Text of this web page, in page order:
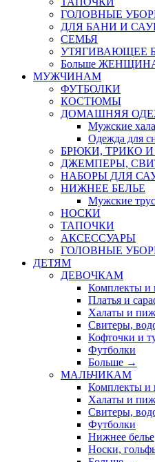
ГОЛОВНЫЕ
ДЛЯ БАНИ И
СЕМЬЯ
УТЯГИВАЮЩЕЕ
Больше
МУЖЧИНАМ
ФУТБОЛКИ
КОСТЮМЫ
ДОМАШНЯЯ
Мужские
Одежда для
БРЮКИ, ТРИКО
ДЖЕМПЕРЫ,
НАБОРЫ ДЛЯ
НИЖНЕЕ БЕЛЬЕ
Мужские
НОСКИ
ТАПОЧКИ
АКСЕССУАРЫ
ГОЛОВНЫЕ
ДЕТЯМ
ДЕВОЧКАМ
Комплекты и
Платья и
Халаты и
Свитеры,
Кофточки и
Футболки
Больше →
МАЛЬЧИКАМ
Комплекты и
Халаты и
Свитеры,
Футболки
Нижнее белье
Носки,